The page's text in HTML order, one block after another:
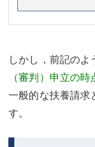
しかし，前記の
（審判）申立の時
一般的な扶養請求
す。